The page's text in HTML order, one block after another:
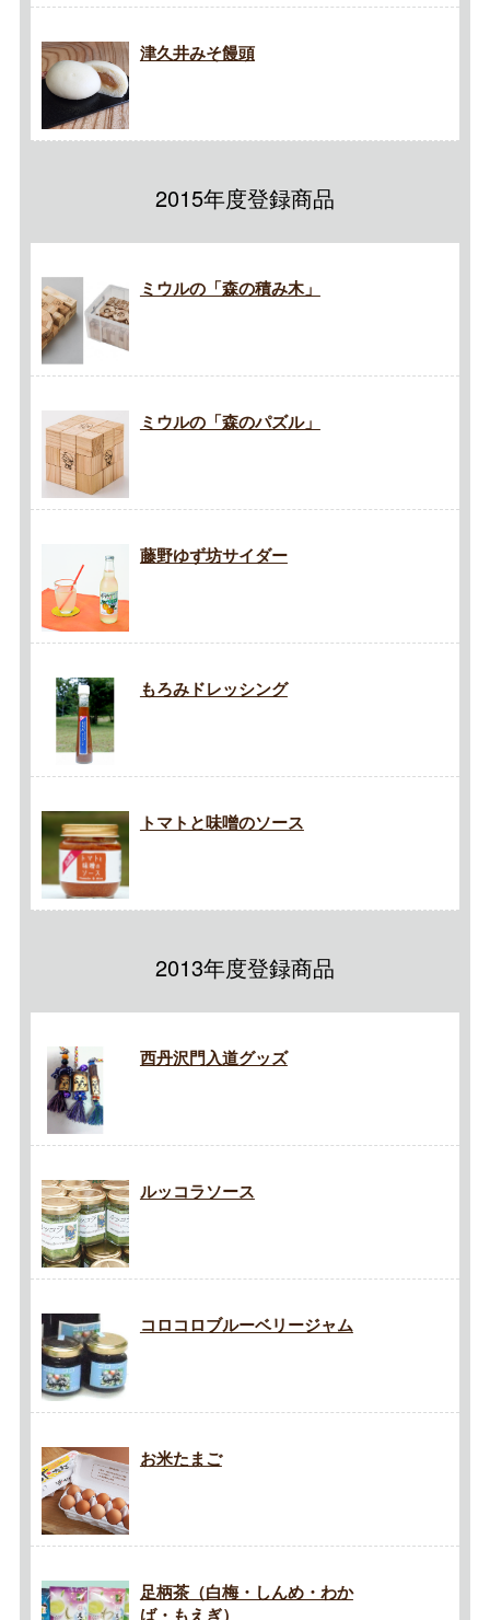
津久井みそ饅頭
2015年度登録商品
ミウルの「森の積み木」
ミウルの「森のパズル」
藤野ゆず坊サイダー
もろみドレッシング
トマトと味噌のソース
2013年度登録商品
西丹沢門入道グッズ
ルッコラソース
コロコロブルーベリージャム
お米たまご
足柄茶（白梅・しんめ・わか
ば・もえぎ）